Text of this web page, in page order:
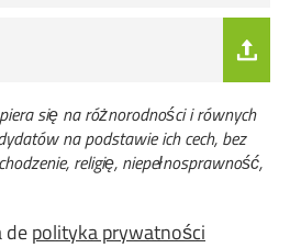
się na różnorodności i równych
na podstawie ich cech, bez
religię, niepełnosprawność,
depolityka prywatności